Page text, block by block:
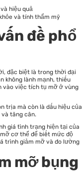
và tính thẩm mỹ
đề phổ
đặc biệt là trong thời đại
không lành mạnh, thiếu
vào việc tích tụ mỡ ở vùng
trịa mà còn là dấu hiệu của
và tăng cân.
giá tình trạng hiện tại của
cơ thể để biết mức độ
trình giảm mỡ và đo lường
mỡ bụng